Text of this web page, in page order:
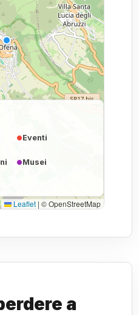
Leaflet | © OpenStreetMap
Eventi
Musei
a